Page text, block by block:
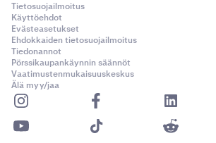
Tietosuojailmoitus
Käyttöehdot
Evästeasetukset
Ehdokkaiden tietosuojailmoitus
Tiedonannot
Pörssikaupankäynnin säännöt
Vaatimustenmukaisuuskeskus
Älä myy/jaa